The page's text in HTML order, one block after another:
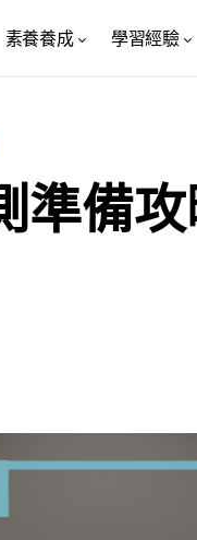
素養養成 學習經驗
準備